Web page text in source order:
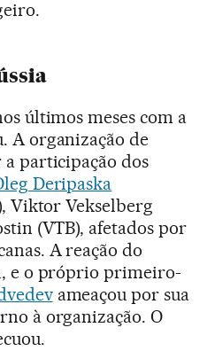
últimos meses com a
A organização de
a participação dos
Deripaska
Viktor Vekselberg
(VTB), afetados por
A reação do
e o próprio primeiro-
ameaçou por sua
à organização. O